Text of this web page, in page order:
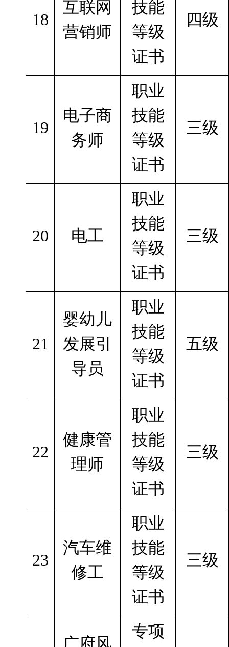
18
互联网
营销师
技能
等级
证书
四级
19
电子商
务师
职业
技能
等级
证书
三级
20 电工
职业
技能
等级
证书
三级
21
婴幼儿
发展引
导员
职业
技能
等级
证书
五级
22
健康管
理师
职业
技能
等级
证书
三级
23
汽车维
修工
职业
技能
等级
证书
三级
广府风
专项